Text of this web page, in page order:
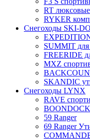
RT
RYKER
Снегоходы SKI-
SUMMIT для
FREERIDE
MXZ
SKANDIC
Снегоходы LYNX
RAVE
59 Ranger
69 Ranger